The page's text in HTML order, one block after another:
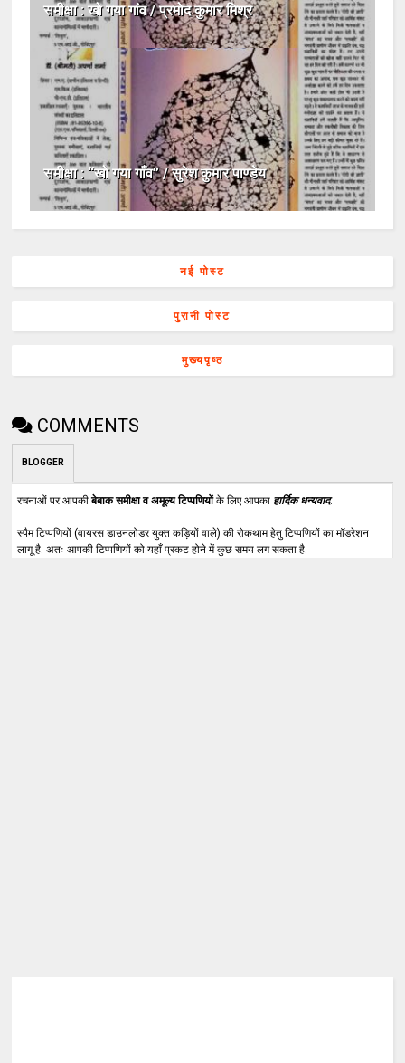
समीक्षा : खो गया गांव / प्रमोद कुमार मिश्र
समीक्षा : “खो गया गाँव” / सुरेश कुमार पाण्डेय
नई पोस्ट
पुरानी पोस्ट
मुख्यपृष्ठ
COMMENTS
BLOGGER
रचनाओं पर आपकीबेबाक समीक्षा व अमूल्य टिप्पणियोंके लिए आपका हार्दिक धन्यवाद.
स्पैम टिप्पणियों (वायरस डाउनलोडर युक्त कड़ियों वाले) की रोकथाम हेतु टिप्पणियों का मॉडरेशन
लागू है. अतः आपकी टिप्पणियों को यहाँ प्रकट होने में कुछ समय लग सकता है.